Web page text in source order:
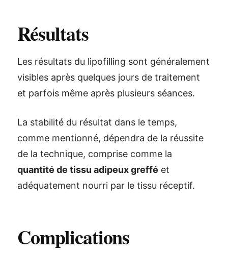
Résultats
Les résultats du lipofilling sont généralement
visibles après quelques jours de traitement
et parfois même après plusieurs séances.
La stabilité du résultat dans le temps,
comme mentionné, dépendra de la réussite
de la technique, comprise comme la
quantité de tissu adipeux greffé et
adéquatement nourri par le tissu réceptif.
Complications